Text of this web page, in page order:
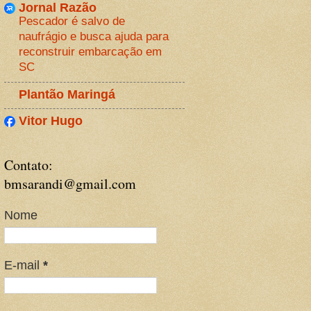
Jornal Razão
Pescador é salvo de
naufrágio e busca ajuda para
reconstruir embarcação em
SC
Plantão Maringá
Vitor Hugo
Contato:
bmsarandi@gmail.com
Nome
E-mail *